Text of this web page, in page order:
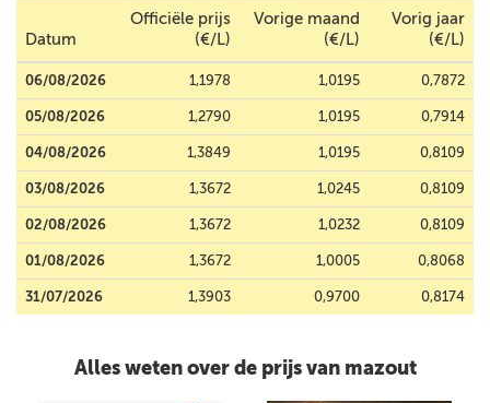
Datum
Officiële prijs
(€/L)
Vorige maand
(€/L)
Vorig jaar
(€/L)
06/08/2026 1,1978 1,0195 0,7872
05/08/2026 1,2790 1,0195 0,7914
04/08/2026 1,3849 1,0195 0,8109
03/08/2026 1,3672 1,0245 0,8109
02/08/2026 1,3672 1,0232 0,8109
01/08/2026 1,3672 1,0005 0,8068
31/07/2026 1,3903 0,9700 0,8174
Alles weten over de prijs van mazout